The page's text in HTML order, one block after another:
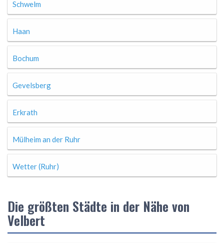
Schwelm
Haan
Bochum
Gevelsberg
Erkrath
Mülheim an der Ruhr
Wetter (Ruhr)
Die größten Städte in der Nähe von
Velbert